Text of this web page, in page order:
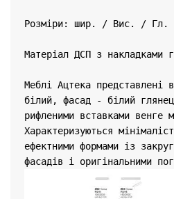
Розміри: шир. / Вис. / Гл.
Матеріал ДСП з накладками
Меблі Ацтека представлені
білий, фасад - білий
рифленими вставками венге
Характеризуються
ефектними формами із